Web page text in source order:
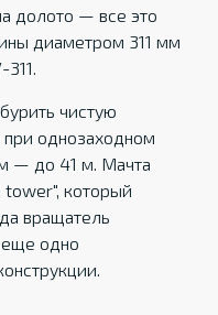
долото — все это
диаметром 311 мм
чистую
однозаходном
— до 41 м. Мачта
tower", который
вращатель
еще одно